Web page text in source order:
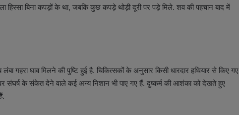
हिस्सा बिना कपड़ों के था, जबकि कुछ कपड़े थोड़ी दूरी पर पड़े मिले. शव की पहचान बाद में
गहरा घाव मिलने की पुष्टि हुई है. चिकित्सकों के अनुसार किसी धारदार हथियार से किए गए
संघर्ष के संकेत देने वाले कई अन्य निशान भी पाए गए हैं. दुष्कर्म की आशंका को देखते हुए